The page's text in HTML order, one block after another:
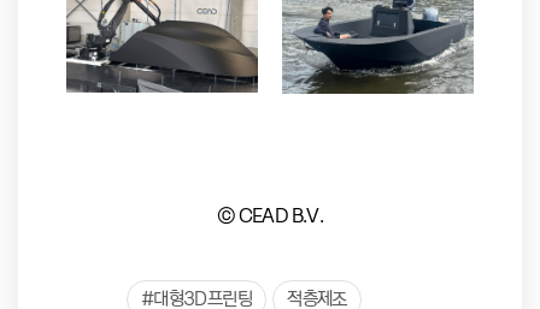
© CEAD B.V.
#대형3D프린팅 적층제조